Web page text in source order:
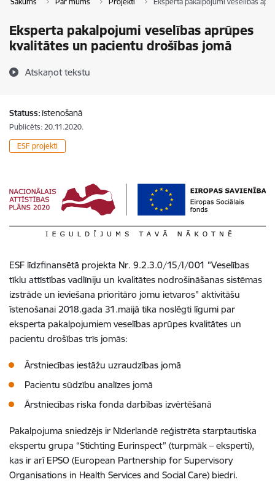
Eksperta pakalpojumi veselības aprūpes
kvalitātes un pacientu drošības jomā
Atskaņot tekstu
Statuss:īstenošanā
Publicēts: 20.11.2020.
ESF projekti
ESF līdzfinansētā projekta Nr. 9.2.3.0/15/I/001 "Veselības
tīklu attīstības vadlīniju un kvalitātes nodrošināšanas sistēmas
izstrāde un ieviešana prioritāro jomu ietvaros" aktivitāšu
īstenošanai 2018.gada 31.maijā tika noslēgti līgumi par
eksperta pakalpojumiem veselības aprūpes kvalitātes un
pacientu drošības trīs jomās:
Ārstniecības iestāžu uzraudzības jomā
Pacientu sūdzību analīzes jomā
Ārstniecības riska fonda darbības izvērtēšanā
Pakalpojuma sniedzējs ir Nīderlandē reģistrēta starptautiska
ekspertu grupa “Stichting Eurinspect” (turpmāk – eksperti),
kas ir arī EPSO (European Partnership for Supervisory
Organisations in Health Services and Social Care) biedri.